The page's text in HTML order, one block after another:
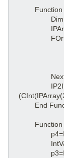
Function
Dim
FOr
If Not
If
If
End
Function